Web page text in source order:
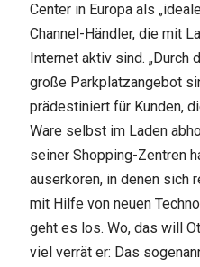
Center in Europa als
Channel-Händler, die mit
Internet aktiv sind. „Durch
große Parkplatzangebot
prädestiniert für Kunden,
Ware selbst im Laden
seiner Shopping-Zentren
auserkoren, in denen sich
mit Hilfe von neuen
geht es los. Wo, das will
viel verrät er: Das